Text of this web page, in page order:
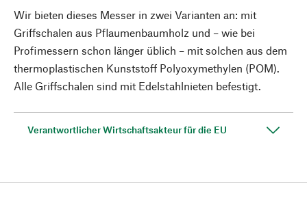
Wir bieten dieses Messer in zwei Varianten an: mit
Griffschalen aus Pflaumenbaumholz und – wie bei
Profimessern schon länger üblich – mit solchen aus dem
thermoplastischen Kunststoff Polyoxymethylen (POM).
Alle Griffschalen sind mit Edelstahlnieten befestigt.
Verantwortlicher Wirtschaftsakteur für die EU